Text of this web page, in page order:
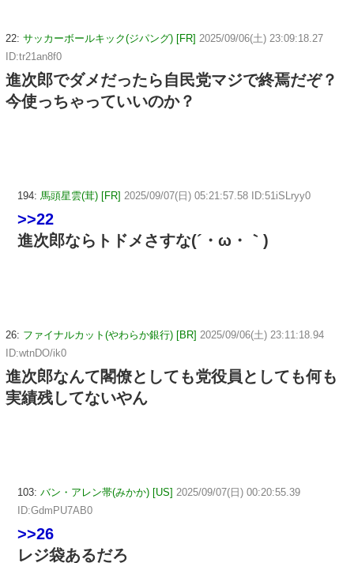
22: サッカーボールキック(ジパング) [FR] 2025/09/06(土) 23:09:18.27
ID:tr21an8f0
進次郎でダメだったら自民党マジで終焉だぞ？
今使っちゃっていいのか？
194: 馬頭星雲(茸) [FR] 2025/09/07(日) 05:21:57.58 ID:51iSLryy0
>>22
進次郎ならトドメさすな(´・ω・｀)
26: ファイナルカット(やわらか銀行) [BR] 2025/09/06(土) 23:11:18.94
ID:wtnDO/ik0
進次郎なんて閣僚としても党役員としても何も
実績残してないやん
103: バン・アレン帯(みかか) [US] 2025/09/07(日) 00:20:55.39
ID:GdmPU7AB0
>>26
レジ袋あるだろ